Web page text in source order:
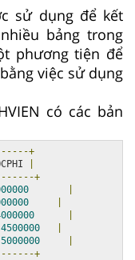
sử dụng để kết
bảng trong
phương tiện để
việc sử dụng
có các bản
+
+
4500000
5000000
+